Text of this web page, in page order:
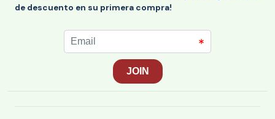
de descuento en su primera compra!